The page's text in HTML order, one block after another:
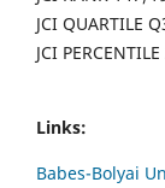
JCI QUARTILE
JCI
Links:
Babes-Bolyai